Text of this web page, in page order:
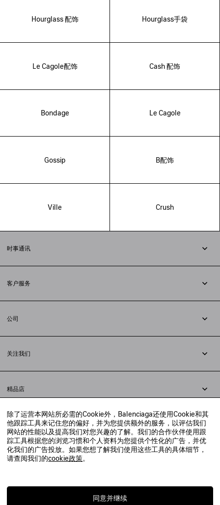
除了运营本网站所必需的Cookie外，Balenciaga还使用Cookie和其
他跟踪工具来记住您的偏好，并为您提供额外的服务，以评估我们
网站的性能以及提高我们对您兴趣的了解。我们的合作伙伴使用跟
踪工具根据您的浏览习惯和个人资料为您提供个性化的广告，并优
化我们的广告投放。如果您想了解我们使用这些工具的具体细节，
请查阅我们的cookie政策。
同意并继续
Hourglass 配饰 Hourglass手袋
Le Cagole配饰 Cash 配饰
Bondage Le Cagole
Gossip B配饰
Ville Crush
时事通讯
客户服务
配送方式
支付
常见问题解答
公司
法律问题
联合国世界粮食计划署
举报平台
关注我们
小红书
精品店
寻找附近的精品店
实时聊天客服
发送邮件
我们将在24小时内给予回复
联系我们：400-610-6018
© 2020 巴黎世家贸易（上海）有限公司